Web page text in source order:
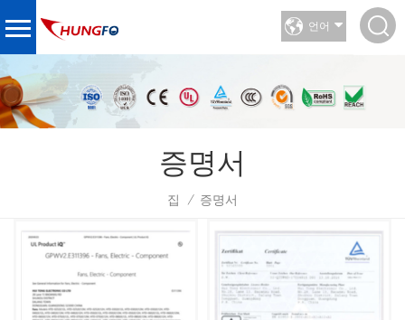
언어
증명서
집 / 증명서